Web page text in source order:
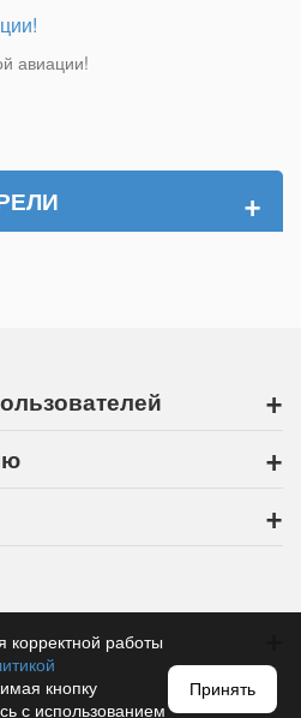
авиации!
+
+
+
+
работы
кнопку
с использованием
Принять